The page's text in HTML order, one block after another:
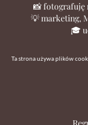
📸 fotografuję
💡 marketing,
🎓
Ta strona używa plików